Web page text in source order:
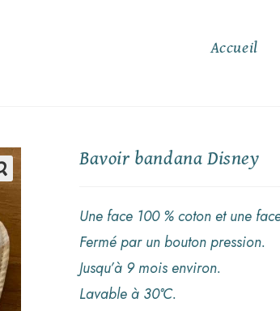
Accueil
🔍
Bavoir bandana Disney
Une face 100 % coton et une
Fermé par un bouton pression.
Jusqu’à 9 mois environ.
Lavable à 30°C.